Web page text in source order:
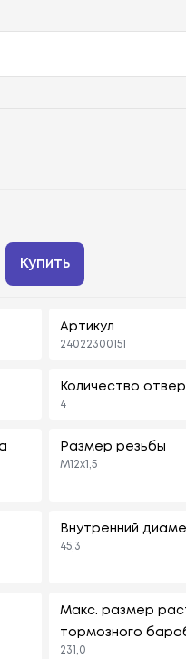
Купить
Артикул
24022300151
Количество
4
Размер резьбы
M12x1,5
Внутренний
45,3
Макс. размер
тормозного
231,0